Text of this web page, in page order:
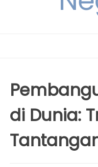
di Dunia: